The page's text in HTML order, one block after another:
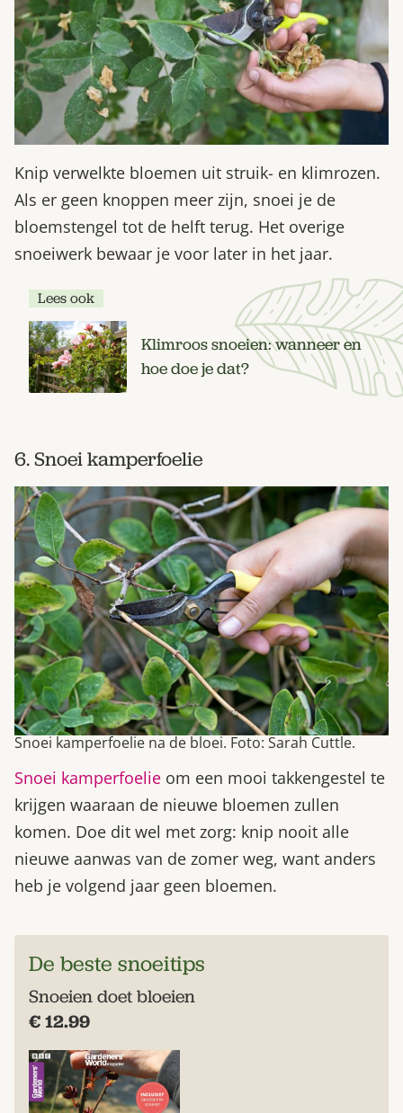
Knip verwelkte bloemen uit struik- en klimrozen.
Als er geen knoppen meer zijn, snoei je de
bloemstengel tot de helft terug. Het overige
snoeiwerk bewaar je voor later in het jaar.
Lees ook
Klimroos snoeien: wanneer en
hoe doe je dat?
6. Snoei kamperfoelie
Snoei kamperfoelie na de bloei. Foto: Sarah Cuttle.
Snoei kamperfoelie om een mooi takkengestel te
krijgen waaraan de nieuwe bloemen zullen
komen. Doe dit wel met zorg: knip nooit alle
nieuwe aanwas van de zomer weg, want anders
heb je volgend jaar geen bloemen.
De beste snoeitips
Snoeien doet bloeien
€ 12.99